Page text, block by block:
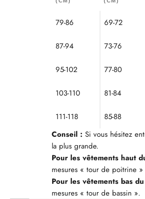
79-86 69-72
87-94 73-76
95-102 77-80
103-110 81-84
111-118 85-88
Conseil : Si vous hésitez
la plus grande.
Pour les vêtements haut
mesures « tour de poitrine
Pour les vêtements bas
mesures « tour de bassin ».